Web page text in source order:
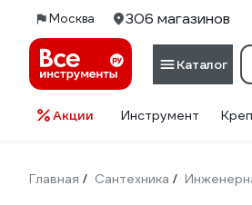
Москва 306 магазинов
Каталог
Акции Инструмент
Главная / Сантехника /